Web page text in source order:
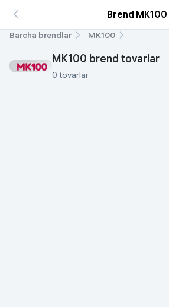
Brend MK100
Barcha brendlar MK100
MK100 brend tovarlar
0 tovarlar